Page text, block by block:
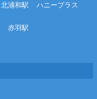
北浦和駅 ハニープラス
赤羽駅